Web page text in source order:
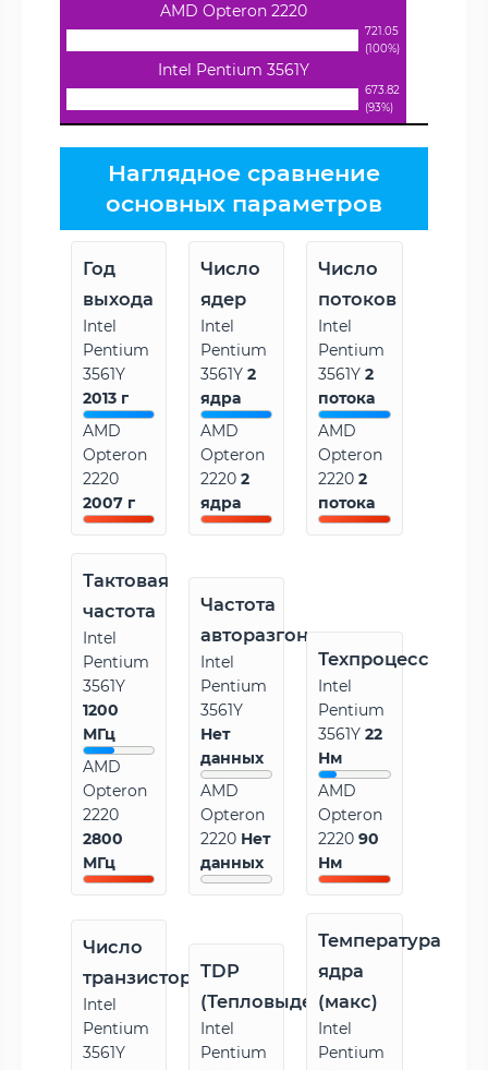
AMD Opteron 2220
721.05
(100%)
Intel Pentium 3561Y
673.82
(93%)
Наглядное сравнение
основных параметров
Год
выхода
Intel
Pentium
3561Y
2013 г
AMD
Opteron
2220
2007 г
Число
ядер
Intel
Pentium
3561Y2
ядра
AMD
Opteron
22202
ядра
Число
потоков
Intel
Pentium
3561Y2
потока
AMD
Opteron
22202
потока
Тактовая
частота
Intel
Pentium
3561Y
1200
МГц
AMD
Opteron
2220
2800
МГц
Частота
авторазгона
Intel
Pentium
3561Y
Нет
данных
AMD
Opteron
2220 Нет
данных
Техпроцесс
Intel
Pentium
3561Y22
Нм
AMD
Opteron
222090
Нм
Число
транзисторов
Intel
Pentium
3561Y
TDP
(Тепловыделение)
Intel
Pentium
Температура
ядра
(макс)
Intel
Pentium